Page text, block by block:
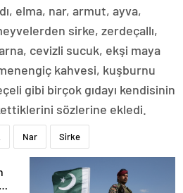
elma, nar, armut, ayva,
sirke, zerdeçallı,
cevizli sucuk, ekşi maya
kahvesi, kuşburnu
gibi birçok gıdayı kendisinin
sözlerine ekledi.
Nar Sirke